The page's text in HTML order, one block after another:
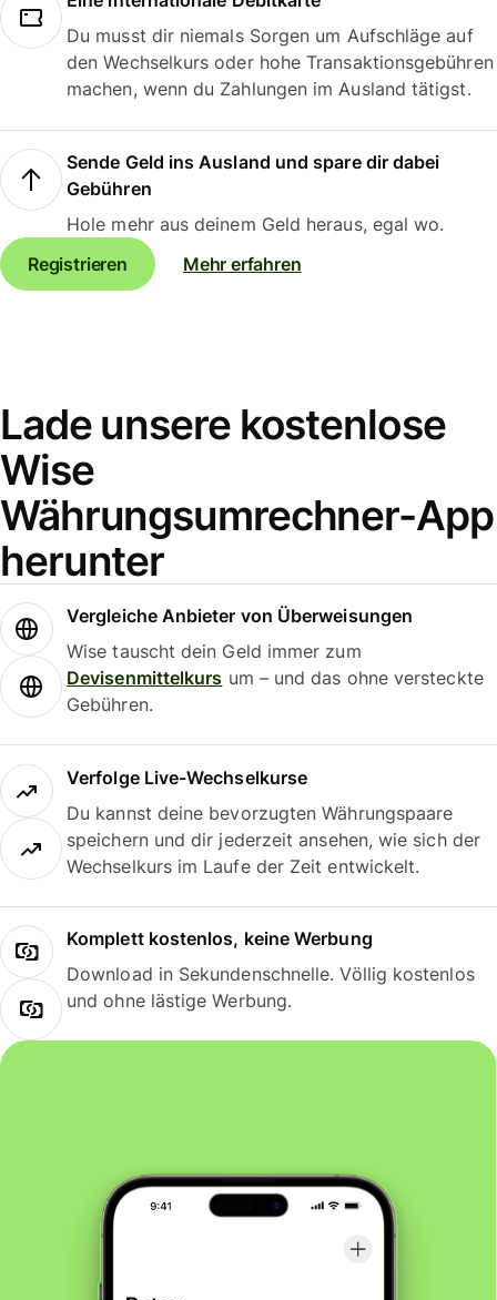
Du musst dir niemals Sorgen um Aufschläge auf
den Wechselkurs oder hohe Transaktionsgebühren
machen, wenn du Zahlungen im Ausland tätigst.
Sende Geld ins Ausland und spare dir dabei
Gebühren
Hole mehr aus deinem Geld heraus, egal wo.
Registrieren
Mehr erfahren
Lade unsere kostenlose
Wise
Währungsumrechner-App
herunter
Vergleiche Anbieter von Überweisungen
Wise tauscht dein Geld immer zum
Devisenmittelkurs um – und das ohne versteckte
Gebühren.
Verfolge Live-Wechselkurse
Du kannst deine bevorzugten Währungspaare
speichern und dir jederzeit ansehen, wie sich der
Wechselkurs im Laufe der Zeit entwickelt.
Komplett kostenlos, keine Werbung
Download in Sekundenschnelle. Völlig kostenlos
und ohne lästige Werbung.